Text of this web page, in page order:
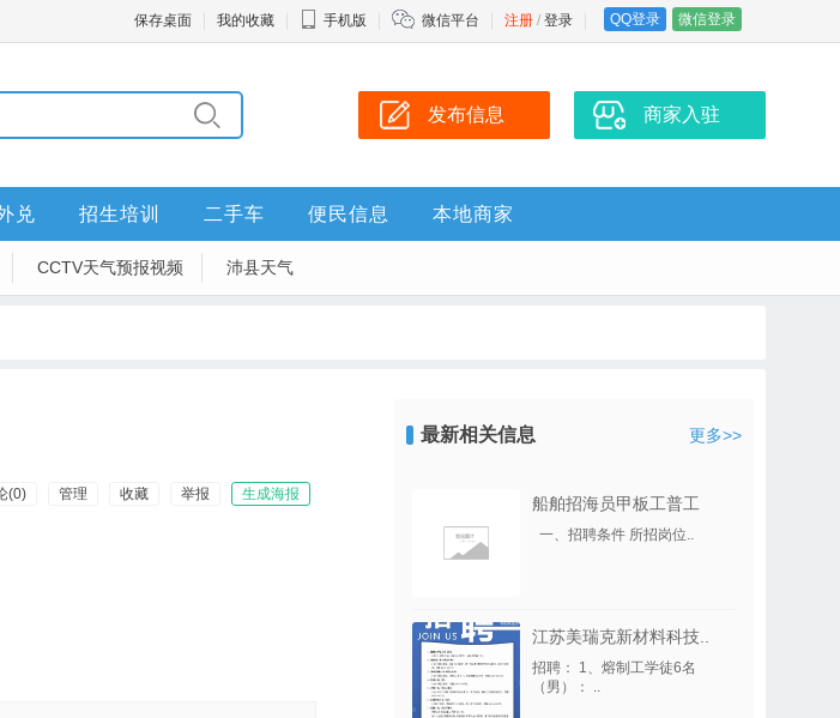
保存桌面 我的收藏 手机版 微信平台 注册 / 登录 QQ登录 微信登录
发布信息 商家入驻
兑 招生培训 二手车 便民信息 本地商家
CCTV天气预报视频 沛县天气
(0) 管理 收藏 举报 生成海报
最新相关信息 更多>>
船舶招海员甲板工普工
一、招聘条件 所招岗位..
江苏美瑞克新材料科技..
招聘： 1、熔制工学徒6名
（男）： ..